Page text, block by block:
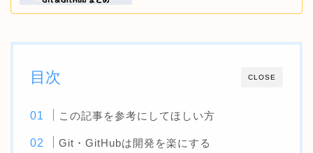
CLOSE
目次
この記事を参考にしてほしい方
Git・GitHubは開発を楽にする